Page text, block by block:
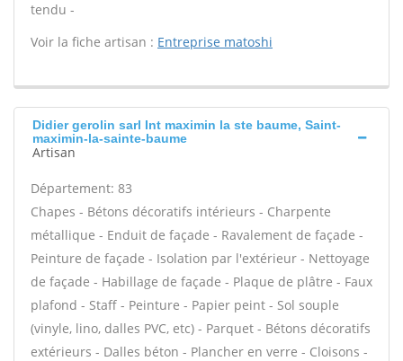
tendu -
Voir la fiche artisan : Entreprise matoshi
Didier gerolin sarl Int maximin la ste baume, Saint-
maximin-la-sainte-baume
Artisan
Département: 83
Chapes - Bétons décoratifs intérieurs - Charpente
métallique - Enduit de façade - Ravalement de façade -
Peinture de façade - Isolation par l'extérieur - Nettoyage
de façade - Habillage de façade - Plaque de plâtre - Faux
plafond - Staff - Peinture - Papier peint - Sol souple
(vinyle, lino, dalles PVC, etc) - Parquet - Bétons décoratifs
extérieurs - Dalles béton - Plancher en verre - Cloisons -